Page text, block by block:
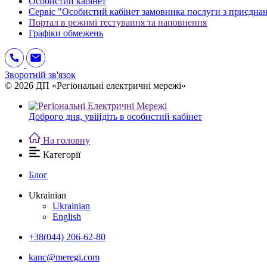
Сервіс "Особистий кабінет замовника послуги з
Портал в режимі тестування та наповнення
Графіки обмежень
Зворотній зв'язок
© 2026 ДП «Регіональні електричні мережі»
Доброго дня, увійдіть в особистий кабінет
На головну
Категорії
Блог
Ukrainian
Ukrainian
English
+38(044) 206-62-80
kanc@meregi.com